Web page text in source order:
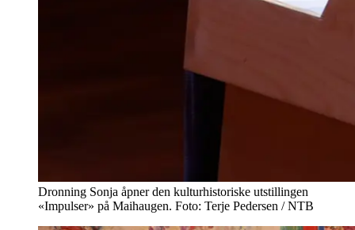
Dronning Sonja åpner den kulturhistoriske utstillingen
«Impulser» på Maihaugen. Foto: Terje Pedersen / NTB